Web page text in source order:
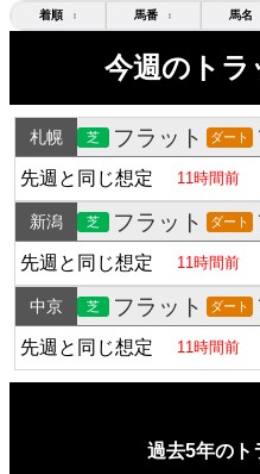
着順 ↕ 馬番 ↕ 馬名
今週のトラ
札幌 芝 フラット ダート
先週と同じ想定 11時間前
新潟 芝 フラット ダート
先週と同じ想定 11時間前
中京 芝 フラット ダート
先週と同じ想定 11時間前
過去5年のト